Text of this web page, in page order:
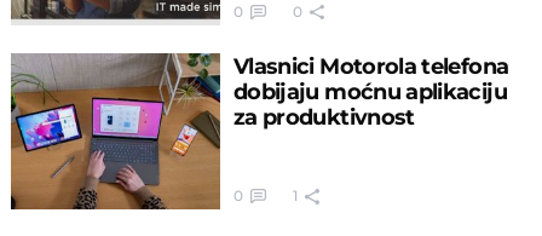
0 0
Vlasnici Motorola telefona
dobijaju moćnu aplikaciju
za produktivnost
0 1